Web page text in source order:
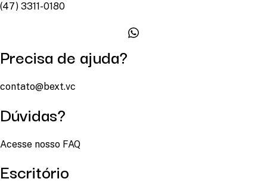
(47) 3311-0180
Precisa de ajuda?
contato@bext.vc
Dúvidas?
Acesse nosso FAQ
Escritório